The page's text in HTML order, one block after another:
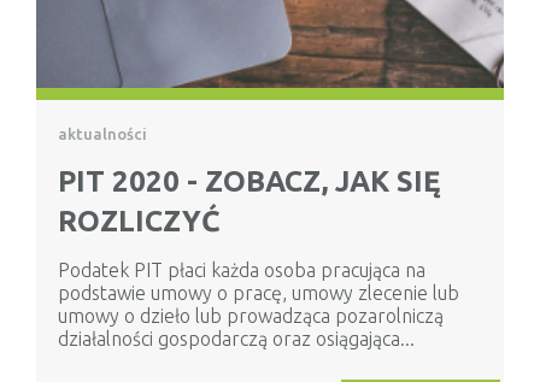
aktualności
PIT 2020 - ZOBACZ, JAK SIĘ
ROZLICZYĆ
Podatek PIT płaci każda osoba pracująca na
podstawie umowy o pracę, umowy zlecenie lub
umowy o dzieło lub prowadząca pozarolniczą
działalności gospodarczą oraz osiągająca...